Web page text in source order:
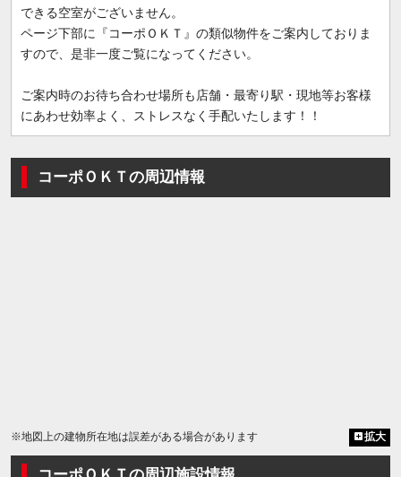
できる空室がございません。
ページ下部に『コーポＯＫＴ』の類似物件をご案内しておりま
すので、是非一度ご覧になってください。
ご案内時のお待ち合わせ場所も店舗・最寄り駅・現地等お客様
にあわせ効率よく、ストレスなく手配いたします！！
コーポＯＫＴの周辺情報
※地図上の建物所在地は誤差がある場合があります 拡大